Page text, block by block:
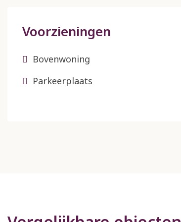
Voorzieningen
Bovenwoning
Parkeerplaats